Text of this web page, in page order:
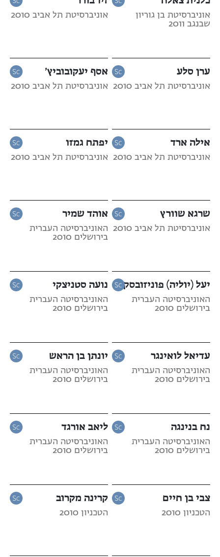
אוניברסיטת בן גוריון
שבנגב 2011
אוניברסיטת תל אביב 2010
ערן סלע
אוניברסיטת תל אביב 2010
אסף יעקובוביץ’
אוניברסיטת תל אביב 2010
אילה ארד
אוניברסיטת תל אביב 2010
יפתח גמזו
אוניברסיטת תל אביב 2010
שרגא שוורץ
אוניברסיטת תל אביב 2010
אוהד שמיר
האוניברסיטה העברית
בירושלים 2010
יעל (יוליה) פוניזובסקי
האוניברסיטה העברית
בירושלים 2010
נועה סטניצקי
האוניברסיטה העברית
בירושלים 2010
עדיאל לואינגר
האוניברסיטה העברית
בירושלים 2010
יונתן בן הראש
האוניברסיטה העברית
בירושלים 2010
נח בנינגה
האוניברסיטה העברית
בירושלים 2010
ליאב אורגד
האוניברסיטה העברית
בירושלים 2010
צבי בן חיים
הטכניון 2010
קרינה מקרוב
הטכניון 2010